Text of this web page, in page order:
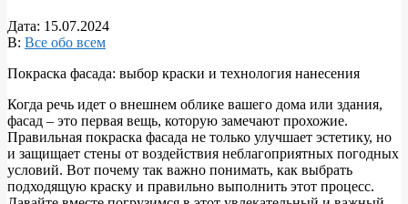
Дата: 15.07.2024
В: Все обо всем
Покраска фасада: выбор краски и технология нанесения
Когда речь идет о внешнем облике вашего дома или здания,
фасад – это первая вещь, которую замечают прохожие.
Правильная покраска фасада не только улучшает эстетику, но
и защищает стены от воздействия неблагоприятных погодных
условий. Вот почему так важно понимать, как выбрать
подходящую краску и правильно выполнить этот процесс.